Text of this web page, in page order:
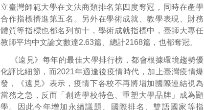
立臺灣師範大學在文法商類排名第四度奪冠，同時在產學
合作指標擠進第五名。另外在學術成就、教學表現、財務
體質等指標也都名列前十，學術成就指標中，臺師大專任
教師平均中文論文數達2.63篇、總計2168篇，也都奪冠。
《遠見》每年的最佳大學排行榜，都會根據環境趨勢優
化評比細節，而2021年適逢後疫情時代，加上臺灣疫情爆
發，《遠見》表示，疫情下各校不再將增加國際連結視為
當務之急，反而「創造學校特色、重塑大學品牌」成為顯
學。因此今年增加永續議題、國際排名、雙語國家等指